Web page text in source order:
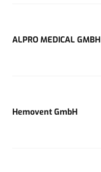
ALPRO MEDICAL GMBH
Hemovent GmbH